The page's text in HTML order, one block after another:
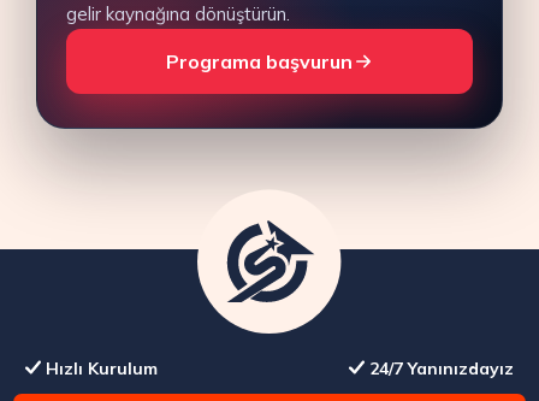
gelir kaynağına dönüştürün.
Programa başvurun
Hızlı Kurulum 24/7 Yanınızdayız